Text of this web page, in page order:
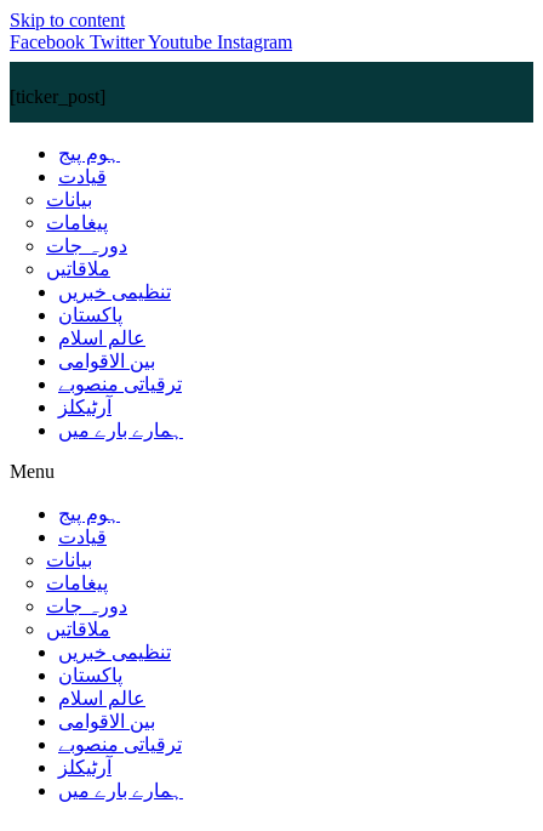
Skip to content
Facebook TwitterYoutube Instagram
[ticker_post]
ہوم پیج
قیادت
بیانات
پیغامات
دورہ جات
ملاقاتیں
تنظیمی خبریں
پاکستان
عالم اسلام
بین الاقوامی
ترقیاتی منصوبے
آرٹیکلز
ہمارے بارے میں
Menu
ہوم پیج
قیادت
بیانات
پیغامات
دورہ جات
ملاقاتیں
تنظیمی خبریں
پاکستان
عالم اسلام
بین الاقوامی
ترقیاتی منصوبے
آرٹیکلز
ہمارے بارے میں